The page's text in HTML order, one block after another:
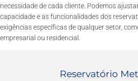
necessidade de cada cliente. Podemos
capacidade e as funcionalidades dos
exigências específicas de qualquer setor,
empresarial ou residencial.
Reservatório